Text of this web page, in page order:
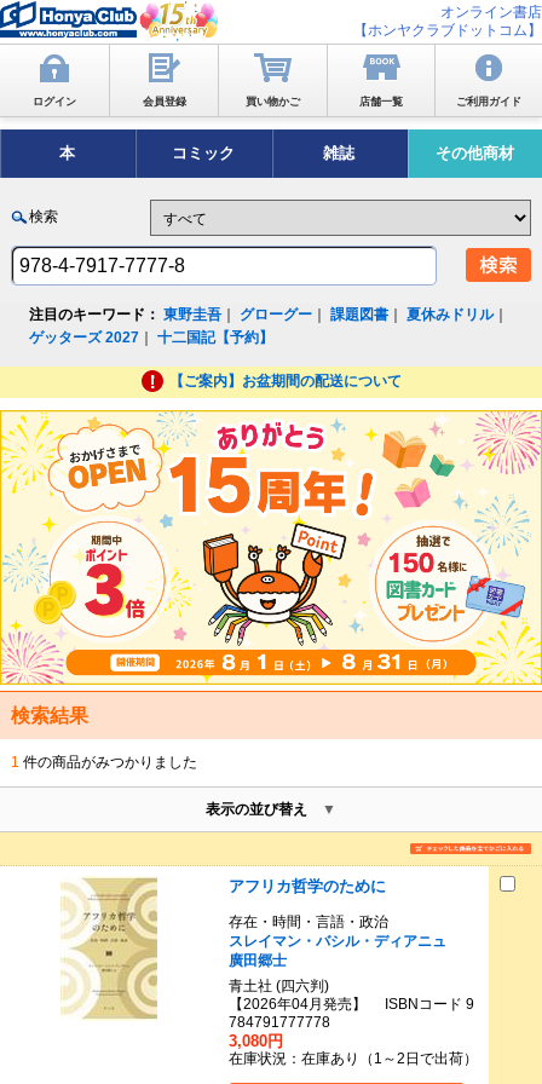
オンライン書店
【ホンヤクラブドットコム】
ログイン 会員登録 買い物かご 店舗一覧 ご利用ガイド
本 コミック 雑誌 その他商材
検索
注目のキーワード： 東野圭吾 グローグー ｜課題図書 ｜夏休みドリル｜
ゲッターズ 2027 ｜十二国記【予約】
【ご案内】お盆期間の配送について
検索結果
1 件の商品がみつかりました
表示の並び替え
アフリカ哲学のために
存在・時間・言語・政治
スレイマン・バシル・ディアニュ
廣田郷士
青土社 (四六判)
【2026年04月発売】 ISBNコード 9
784791777778
3,080円
在庫状況：在庫あり（1～2日で出荷）